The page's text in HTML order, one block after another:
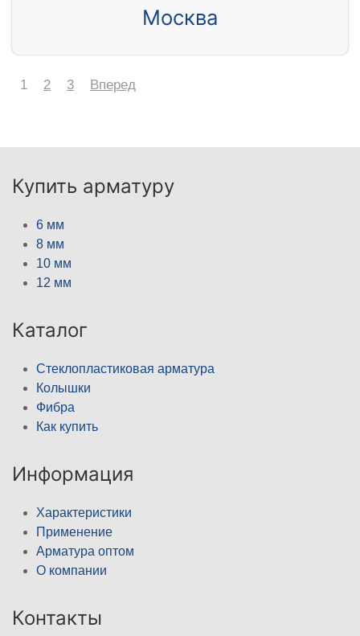
Москва
1 2 3 Вперед
Купить арматуру
6 мм
8 мм
10 мм
12 мм
Каталог
Стеклопластиковая арматура
Колышки
Фибра
Как купить
Информация
Характеристики
Применение
Арматура оптом
О компании
Контакты